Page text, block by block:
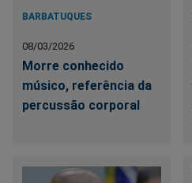
BARBATUQUES
08/03/2026
Morre conhecido
músico, referência da
percussão corporal